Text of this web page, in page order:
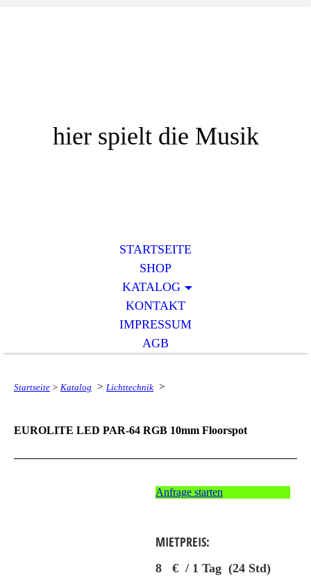
hier spielt die Musik
STARTSEITE
SHOP
KATALOG
KONTAKT
IMPRESSUM
AGB
Startseite > Katalog > Lichttechnik >
EUROLITE LED PAR-64 RGB 10mm Floorspot
Anfrage starten
MIETPREIS:
8 € / 1 Tag (24 Std)